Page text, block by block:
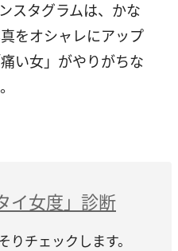
スタグラムは、かな
をオシャレにアップ
い女」がやりがちな
イ女度」診断
チェックします。